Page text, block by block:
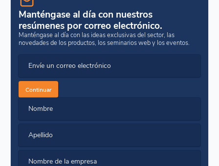
Manténgase al día con nuestros
resúmenes por correo electrónico.
Manténgase al día con las ideas exclusivas del sector, las
novedades de los productos, los seminarios web y los eventos.
Envíe un correo electrónico
Continuar
Nombre
Apellido
Nombre de la empresa